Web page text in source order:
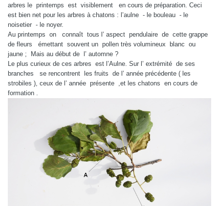
arbres le printemps est visiblement en cours de préparation. Ceci
est bien net pour les arbres à chatons : l’aulne - le bouleau - le
noisetier - le noyer.
Au printemps on connaît tous l’ aspect pendulaire de cette grappe
de fleurs émettant souvent un pollen très volumineux blanc ou
jaune ; Mais au début de l’ automne ?
Le plus curieux de ces arbres est l’Aulne. Sur l’ extrémité de ses
branches se rencontrent les fruits de l’ année précédente ( les
strobiles ), ceux de l’ année présente ,et les chatons en cours de
formation .